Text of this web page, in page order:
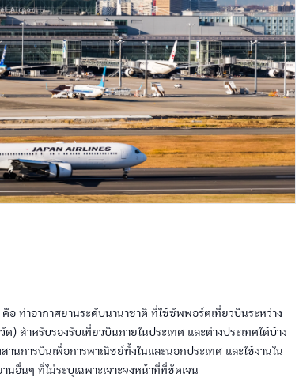
อ ท่าอากาศยานระดับนานาชาติ ที่ใช้ซัพพอร์ตเที่ยวบินระหว่าง
) สำหรับรองรับเที่ยวบินภายในประเทศ และต่างประเทศได้บ้าง
านการบินเพื่อการพาณิชย์ทั้งในและนอกประเทศ และใช้งานใน
อื่นๆ ที่ไม่ระบุเฉพาะเจาะจงหน้าที่ที่ชัดเจน